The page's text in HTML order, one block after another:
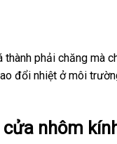
thành phải chăng mà
đổi nhiệt ở môi
nhôm